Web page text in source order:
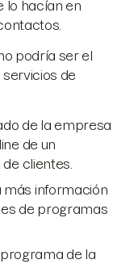
lo hacían en
podría ser el
de
de la empresa
de un
clientes.
más información
de programas
de la